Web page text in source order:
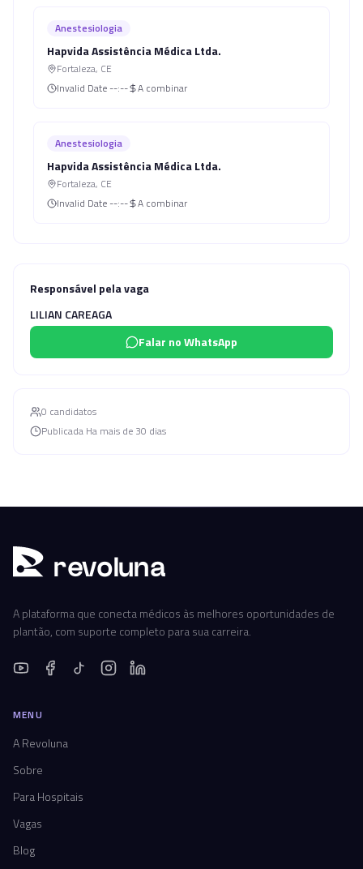
Anestesiologia
Hapvida Assistência Médica Ltda.
Fortaleza, CE
Invalid Date --:-- A combinar
Anestesiologia
Hapvida Assistência Médica Ltda.
Fortaleza, CE
Invalid Date --:-- A combinar
Responsável pela vaga
LILIAN CAREAGA
Falar no WhatsApp
0 candidatos
Publicada Ha mais de 30 dias
revoluna
A plataforma que conecta médicos às melhores oportunidades de
plantão, com suporte completo para sua carreira.
MENU
A Revoluna
Sobre
Para Hospitais
Vagas
Blog